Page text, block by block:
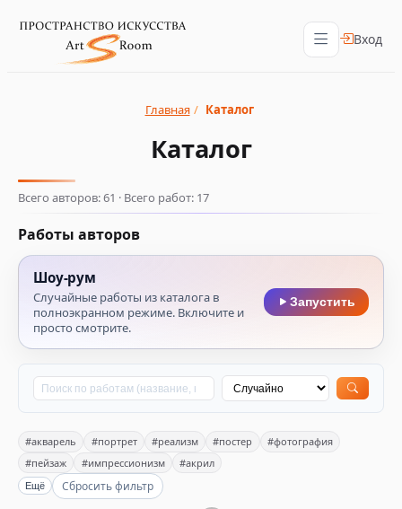
Вход
Главная / Каталог
Каталог
Всего авторов: 61 · Всего работ: 17
Работы авторов
Шоу‑рум
Случайные работы из каталога в
полноэкранном режиме. Включите и
просто смотрите.
Запустить
#акварель #портрет #реализм #постер
#фотография
#пейзаж
#импрессионизм #акрил
Ещё Сбросить фильтр